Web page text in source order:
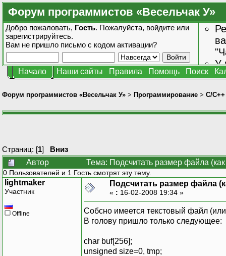
Форум программистов «Весельчак У»
Добро пожаловать, Гость. Пожалуйста, войдите или
зарегистрируйтесь.
Вам не пришло письмо с кодом активации?
У
Начало Наши сайты Правила Помощь Поиск
Форум программистов «Весельчак У» > Программирование > C/C++
Страниц: [1] Вниз
Автор
Тема: Подсчитать размер файла
0 Пользователей и 1 Гость смотрят эту тему.
lightmaker
Участник
Offline
Подсчитать размер файла
« : 16-02-2008 19:34 »
Собсно имеется текстовый файл
В голову пришло только следующее:
char buf[256];
unsigned size=0, tmp;